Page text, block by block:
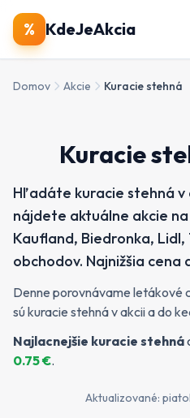
% KdeJeAkcia
🔍Produkty
Zobraziť
Domov Akcie Kuracie stehná
Kuracie
Hľadáte kuracie stehná v
nájdete aktuálne akcie
Kaufland, Biedronka,
obchodov. Najnižšia cena
Denne porovnávame letákové
sú kuracie stehná v akcii a do
Najlacnejšie kuracie stehná
0.75€.
Aktualizované: